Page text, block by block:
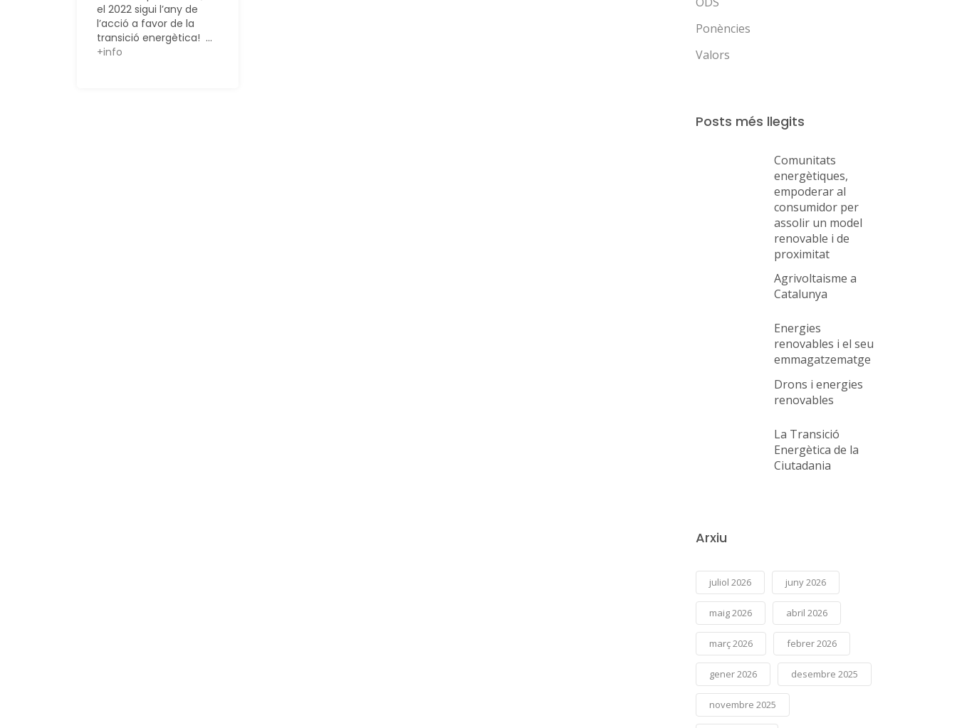
el 2022 sigui l’any de
l’acció a favor de la
transició energètica! ...
+info
Ponències
Valors
Posts més llegits
Comunitats
energètiques,
empoderar al
consumidor per
assolir un model
renovable i de
proximitat
Agrivoltaisme a
Catalunya
Energies
renovables i el seu
emmagatzematge
Drons i energies
renovables
La Transició
Energètica de la
Ciutadania
Arxiu
juliol 2026 juny 2026
maig 2026 abril 2026
març 2026 febrer 2026
gener 2026 desembre 2025
novembre 2025